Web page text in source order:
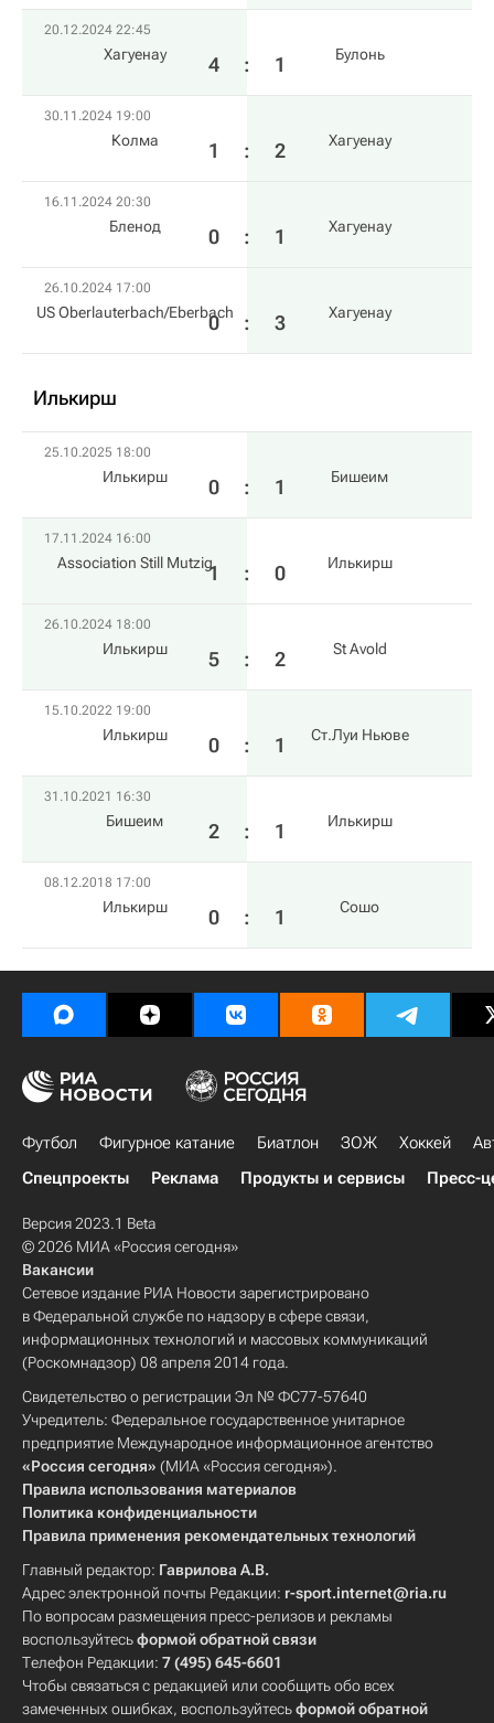
20.12.2024 22:45
Хагуенау 4 : 1 Булонь
30.11.2024 19:00
Колма 1 : 2 Хагуенау
16.11.2024 20:30
Бленод 0 : 1 Хагуенау
26.10.2024 17:00
US Oberlauterbach/Eberbach
0 : 3 Хагуенау
Илькирш
25.10.2025 18:00
Илькирш 0 : 1 Бишеим
17.11.2024 16:00
Association Still Mutzig1 : 0 Илькирш
26.10.2024 18:00
Илькирш 5 : 2 St Avold
15.10.2022 19:00
Илькирш 0 : 1 Ст.Луи Ньюве
31.10.2021 16:30
Бишеим 2 : 1 Илькирш
08.12.2018 17:00
Илькирш 0 : 1 Сошо
Футбол Фигурное катание Биатлон ЗОЖ Хоккей
Спецпроекты
Реклама Продукты и сервисы Пресс-
Версия 2023.1 Beta
© 2026 МИА «Россия сегодня»
Вакансии
Сетевое издание РИА Новости зарегистрировано
в Федеральной службе по надзору в сфере связи,
информационных технологий и массовых коммуникаций
(Роскомнадзор) 08 апреля 2014 года.
Свидетельство о регистрации Эл № ФС77-57640
Учредитель: Федеральное государственное унитарное
предприятие Международное информационное агентство
«Россия сегодня» (МИА «Россия сегодня»).
Правила использования материалов
Политика конфиденциальности
Правила применения рекомендательных технологий
Главный редактор: Гаврилова А.В.
Адрес электронной почты Редакции: r-sport.internet@ria.ru
По вопросам размещения пресс-релизов и рекламы
воспользуйтесьформой обратной связи
Телефон Редакции: 7 (495) 645-6601
Чтобы связаться с редакцией или сообщить обо всех
замеченных ошибках, воспользуйтесьформой обратной